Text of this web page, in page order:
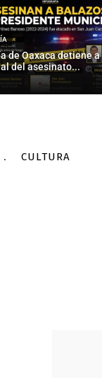
de Oaxaca detiene
del asesinato...
CULTURA